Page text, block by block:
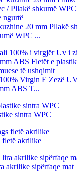
20 mm Pllakë
WPC ...
Virgin E Zezë
ABS T...
sintra WPC
fletë akrilike
akrilike sipërfaqe mat